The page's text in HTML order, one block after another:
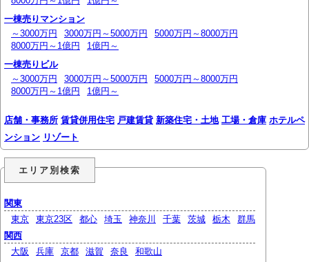
一棟売りマンション
～3000万円
3000万円～5000万円
5000万円～8000万円
8000万円～1億円
1億円～
一棟売りビル
～3000万円
3000万円～5000万円
5000万円～8000万円
8000万円～1億円
1億円～
店舗・事務所 賃貸併用住宅 戸建賃貸 新築住宅・土地 工場・倉庫 ホテルペ
ンション リゾート
エリア別検索
関東
東京
東京23区 都心 埼玉 神奈川 千葉 茨城 栃木
群馬
関西
大阪
兵庫 京都 滋賀 奈良
和歌山